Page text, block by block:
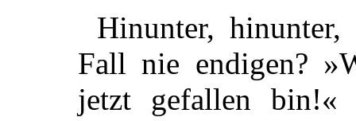
Hinunter,
Fall nie endigen?
jetzt gefallen